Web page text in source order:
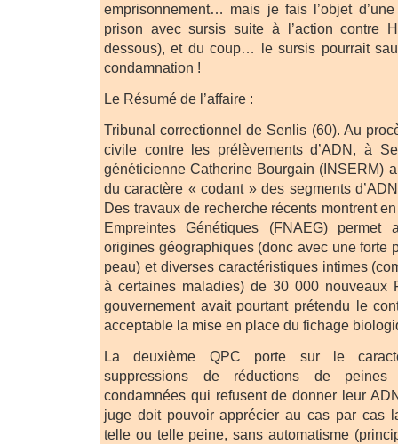
emprisonnement… mais je fais l’objet
prison avec sursis suite à l’action contre
dessous), et du coup… le sursis pourrait
condamnation !
Le Résumé de l’affaire :
Tribunal correctionnel de Senlis (60). Au
civile contre les prélèvements d’ADN, à
généticienne Catherine Bourgain (INSERM)
du caractère « codant » des segments
Des travaux de recherche récents montrent
Empreintes Génétiques (FNAEG)
origines géographiques (donc avec une forte
peau) et diverses caractéristiques intimes
à certaines maladies) de 30 000 nouveaux
gouvernement avait pourtant prétendu le
acceptable la mise en place du fichage
La deuxième QPC porte sur le
suppressions de réductions de
condamnées qui refusent de donner leur
juge doit pouvoir apprécier au cas par cas
telle ou telle peine, sans automatisme